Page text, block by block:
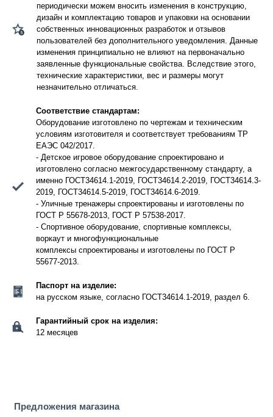
периодически можем вносить изменения в конструкцию,
дизайн и комплектацию товаров и упаковки на основании
собственных инновационных разработок и отзывов
пользователей без дополнительного уведомления. Данные
изменения принципиально не влияют на первоначально
заявленные функциональные свойства. Вследствие этого,
технические характеристики, вес и размеры могут
незначительно отличаться.
Соответствие стандартам:
Оборудование изготовлено по чертежам и техническим
условиям изготовителя и соответствует требованиям ТР
ЕАЭС 042/2017.
- Детское игровое оборудование спроектировано и
изготовлено согласно межгосударственному стандарту, а
именно ГОСТ34614.1-2019, ГОСТ34614.2-2019, ГОСТ34614.3-
2019, ГОСТ34614.5-2019, ГОСТ34614.6-2019.
- Уличные тренажеры спроектированы и изготовлены по
ГОСТ Р 55678-2013, ГОСТ Р 57538-2017.
- Спортивное оборудование, спортивные комплексы,
воркаут и многофункциональные
комплексы спроектированы и изготовлены по ГОСТ Р
55677-2013.
Паспорт на изделие:
на русском языке, согласно ГОСТ34614.1-2019, раздел 6.
Гарантийный срок на изделия:
12 месяцев
Предложения магазина